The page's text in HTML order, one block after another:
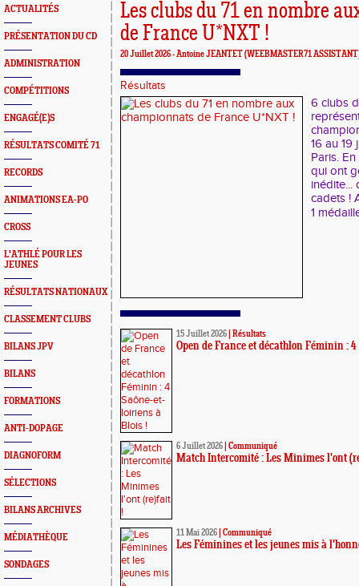
ACTUALITÉS
PRÉSENTATION DU CD
ADMINISTRATION
COMPÉTITIONS
ENGAGÉ(E)S
RÉSULTATS COMITÉ 71
RECORDS
ANIMATIONS EA-PO
CROSS
L'ATHLÉ POUR LES
JEUNES
RÉSULTATS NATIONAUX
CLASSEMENT CLUBS
BILANS JPV
BILANS
FORMATIONS
ANTI-DOPAGE
DIAGNOFORM
SÉLECTIONS
BILANS ARCHIVES
MÉDIATHÈQUE
SONDAGES
Les clubs du 71 en nombre
de France U*NXT !
20 Juillet 2026 -Antoine JEANTET(WEEBMASTER71
Résultats
6 clubs
16 au 19
Paris.
qui ont
inédite...
cadets !
1
15 Juillet 2026 Résultats
Open de France et décathlon Féminin :
6 Juillet 2026 Communiqué
Match Intercomité : Les Minimes l'ont
11 Mai 2026 Communiqué
Les Féminines et les jeunes mis à